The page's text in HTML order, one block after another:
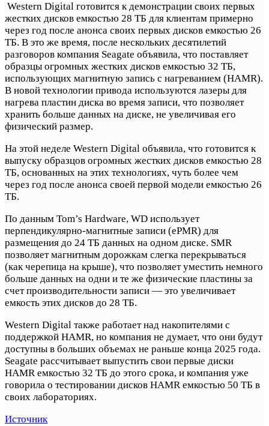
Western Digital готовится к демонстрации своих первых
жестких дисков емкостью 28 ТБ для клиентам примерно
через год после анонса своих первых дисков емкостью 26
ТБ. В это же время, после нескольких десятилетий
разговоров компания Seagate объявила, что поставляет
образцы огромных жестких дисков емкостью 32 ТБ,
использующих магнитную запись с нагреванием (HAMR).
В новой технологии привода используются лазеры для
нагрева пластин диска во время записи, что позволяет
хранить больше данных на диске, не увеличивая его
физический размер.
На этой неделе Western Digital объявила, что готовится к
выпуску образцов огромных жестких дисков емкостью 28
ТБ, основанных на этих технологиях, чуть более чем
через год после анонса своей первой модели емкостью 26
ТБ.
По данным Tom’s Hardware, WD использует
перпендикулярно-магнитные записи (ePMR) для
размещения до 24 ТБ данных на одном диске. SMR
позволяет магнитным дорожкам слегка перекрываться
(как черепица на крыше), что позволяет уместить немного
больше данных на одни и те же физические пластины за
счет производительности записи — это увеличивает
емкость этих дисков до 28 ТБ.
Western Digital также работает над накопителями с
поддержкой HAMR, но компания не думает, что они будут
доступны в больших объемах не раньше конца 2025 года.
Seagate рассчитывает выпустить свои первые диски
HAMR емкостью 32 ТБ до этого срока, и компания уже
говорила о тестировании дисков HAMR емкостью 50 ТБ в
своих лабораториях.
Источник